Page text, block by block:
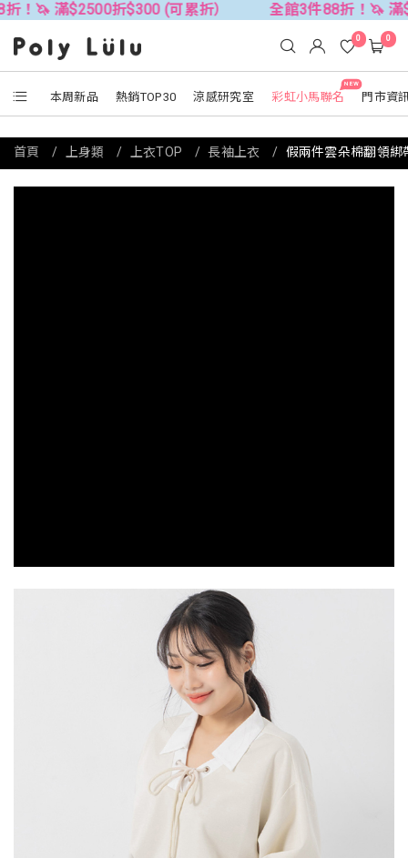
$2500折$300 (可累折） 全館3件88折！🦄 滿$2500
本周新品 熱銷TOP30 涼感研究室
NEW
彩虹小馬聯名 門市資
0 0
首頁 上身類 上衣TOP 長袖上衣 假兩件雲朵棉翻領綁